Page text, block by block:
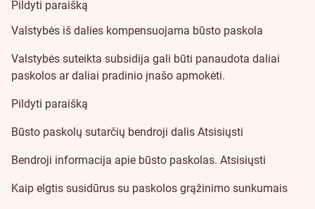
Pildyti paraišką
Valstybės iš dalies kompensuojama būsto paskola
Valstybės suteikta subsidija gali būti panaudota daliai
paskolos ar daliai pradinio įnašo apmokėti.
Pildyti paraišką
Būsto paskolų sutarčių bendroji dalis Atsisiųsti
Bendroji informacija apie būsto paskolas. Atsisiųsti
Kaip elgtis susidūrus su paskolos grąžinimo sunkumais